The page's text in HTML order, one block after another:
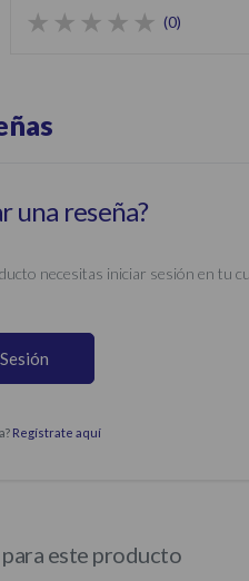
(0)
una reseña?
necesitas iniciar sesión en tu
Regístrate aquí
para este producto